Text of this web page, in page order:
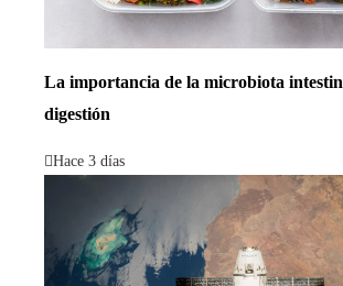
La importancia de la microbiota
digestión
Hace 3 días